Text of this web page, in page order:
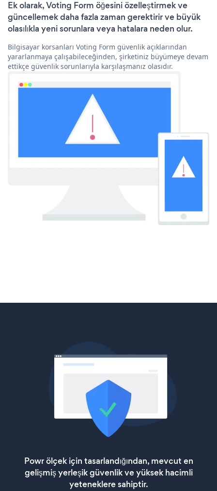
Ek olarak, Voting Form öğesini özelleştirmek ve
güncellemek daha fazla zaman gerektirir ve büyük
olasılıkla yeni sorunlara veya hatalara neden olur.
Bilgisayar korsanları Voting Form güvenlik açıklarından
yararlanmaya çalışabileceğinden, şirketiniz büyümeye devam
ettikçe güvenlik sorunlarıyla karşılaşmanız olasıdır.
Powr ölçek için tasarlandığından, mevcut en
gelişmiş yerleşik güvenlik ve yüksek hacimli
yeteneklere sahiptir.